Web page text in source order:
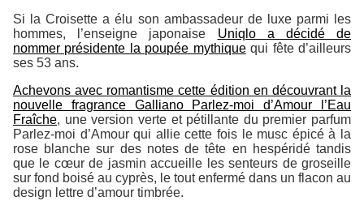
Si la Croisette a élu son ambassadeur de luxe parmi les
hommes, l’enseigne japonaise Uniqlo a décidé de
nommer présidente la poupée mythiquequi fête d’ailleurs
ses 53 ans.
Achevons avec romantisme cette édition en découvrant la
nouvelle fragrance Galliano Parlez-moi d’Amour l’Eau
Fraîche, une version verte et pétillante du premier parfum
Parlez-moi d’Amour qui allie cette fois le musc épicé à la
rose blanche sur des notes de tête en hespéridé tandis
que le cœur de jasmin accueille les senteurs de groseille
sur fond boisé au cyprès, le tout enfermé dans un flacon au
design lettre d’amour timbrée.